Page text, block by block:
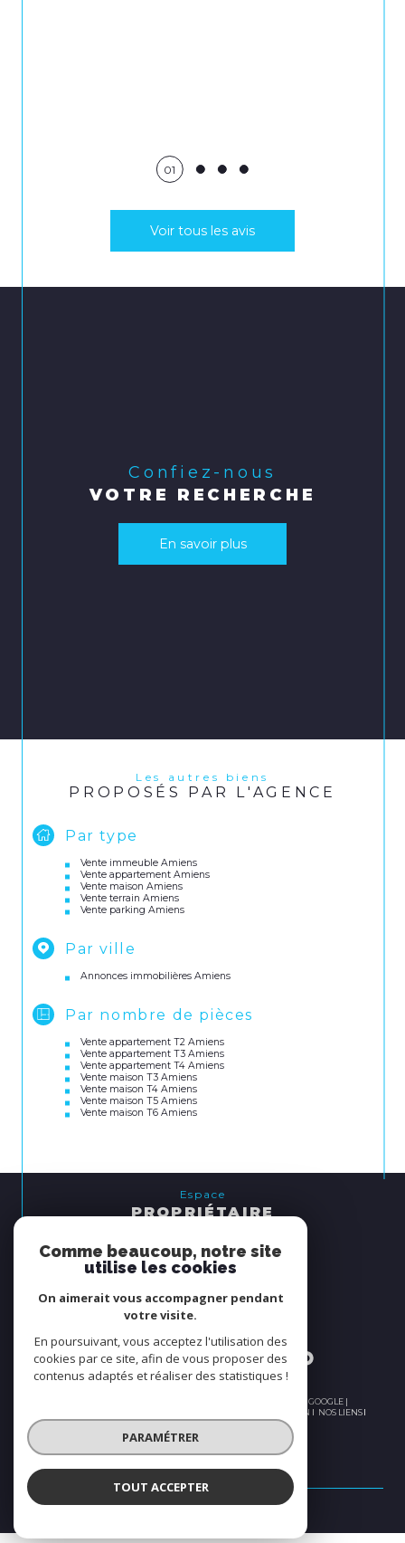
01
Voir tous les avis
Confiez-nous
VOTRE RECHERCHE
En savoir plus
Les autres biens
PROPOSÉS PAR L'AGENCE
Par type
Vente immeuble Amiens
Vente appartement Amiens
Vente maison Amiens
Vente terrain Amiens
Vente parking Amiens
Par ville
Annonces immobilières Amiens
Par nombre de pièces
Vente appartement T2 Amiens
Vente appartement T3 Amiens
Vente appartement T4 Amiens
Vente maison T3 Amiens
Vente maison T4 Amiens
Vente maison T5 Amiens
Vente maison T6 Amiens
Espace
PROPRIÉTAIRE
se connecter
ADHÉRONS
© 2026 | TOUS DROITS RÉSERVÉS | TRADUCTION POWERED BY GOOGLE |
ADMIN
NOS LIENS
Comme beaucoup, notre site
utilise les cookies
On aimerait vous accompagner pendant
votre visite.
En poursuivant, vous acceptez l'utilisation des
cookies par ce site, afin de vous proposer des
contenus adaptés et réaliser des statistiques !
PARAMÉTRER
TOUT ACCEPTER